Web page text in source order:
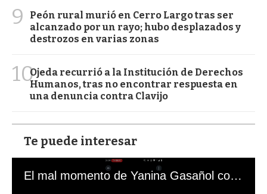
9
Peón rural murió en Cerro Largo tras ser
alcanzado por un rayo; hubo desplazados y
destrozos en varias zonas
10Ojeda recurrió a la Institución de Derechos
Humanos, tras no encontrar respuesta en
una denuncia contra Clavijo
Te puede interesar
El mal momento de Yanina Gasañol con un hincha argentino en "Subrayado"